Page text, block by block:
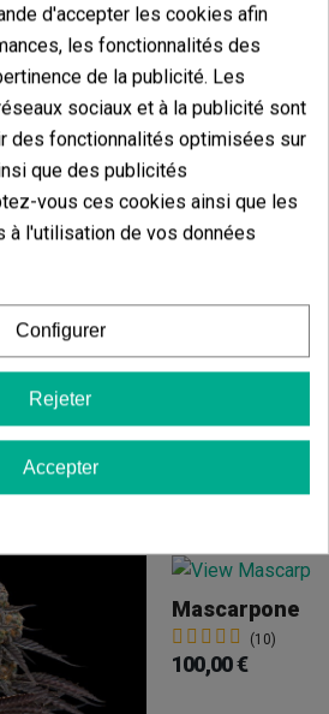
permet des techniques
le LST ou la défoliation
la lumière.
climats tempérés ou chauds,
robustes capables de
g par spécimen, avec une
ou début octobre. Sa résistance
en font une option idéale pour
de bons résultats
GB The Green Brand n'est
ou de la culture de
aussi
Mascarpone
(10)
100,00 €
d'accepter les cookies afin
les fonctionnalités des
de la publicité. Les
sociaux et à la publicité sont
des fonctionnalités optimisées sur
que des publicités
vous ces cookies ainsi que les
à l'utilisation de vos données
Configurer
Rejeter
Accepter